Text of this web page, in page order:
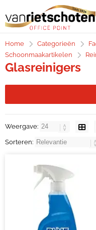
Home Categorieën
Schoonmaakartikelen
Glasreinigers
Weergave:
Sorteren: